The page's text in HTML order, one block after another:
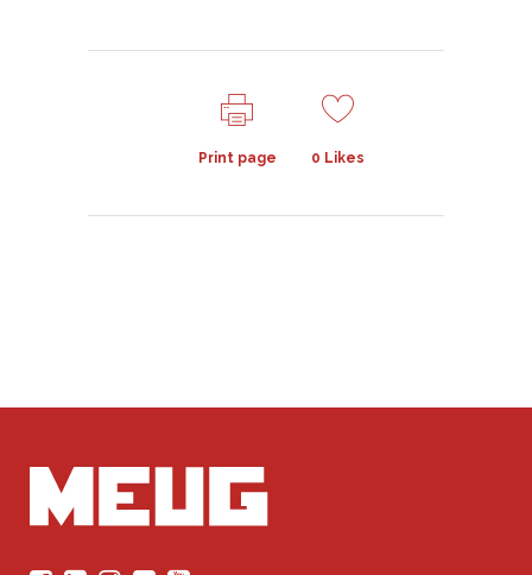
Print page 0 Likes